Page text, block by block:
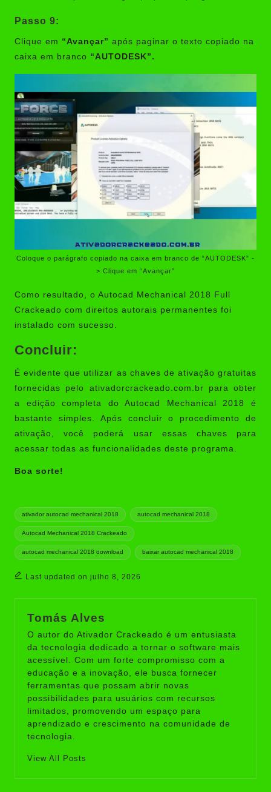
Passo 9:
Clique em “Avançar” após paginar o texto copiado na
caixa em branco “AUTODESK”.
Coloque o parágrafo copiado na caixa em branco de “AUTODESK” -
> Clique em “Avançar”
Como resultado, o Autocad Mechanical 2018 Full
Crackeado com direitos autorais permanentes foi
instalado com sucesso.
Concluir:
É evidente que utilizar as chaves de ativação gratuitas
fornecidas pelo ativadorcrackeado.com.br para obter
a edição completa do Autocad Mechanical 2018 é
bastante simples. Após concluir o procedimento de
ativação, você poderá usar essas chaves para
acessar todas as funcionalidades deste programa.
Boa sorte!
Tags:
ativador autocad mechanical 2018 autocad mechanical 2018
Autocad Mechanical 2018 Crackeado
autocad mechanical 2018 download baixar autocad mechanical 2018
Last updated on julho 8, 2026
Tomás Alves
O autor do Ativador Crackeado é um entusiasta
da tecnologia dedicado a tornar o software mais
acessível. Com um forte compromisso com a
educação e a inovação, ele busca fornecer
ferramentas que possam abrir novas
possibilidades para usuários com recursos
limitados, promovendo um espaço para
aprendizado e crescimento na comunidade de
tecnologia.
View All Posts